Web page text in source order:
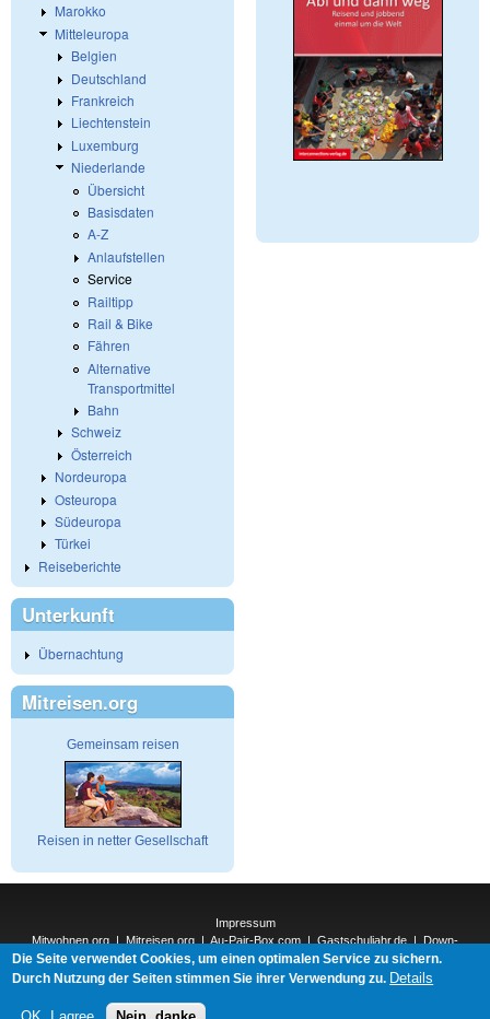
Marokko
Mitteleuropa
Belgien
Deutschland
Frankreich
Liechtenstein
Luxemburg
Niederlande
Übersicht
Basisdaten
A-Z
Anlaufstellen
Service
Railtipp
Rail & Bike
Fähren
Alternative
Transportmittel
Bahn
Schweiz
Österreich
Nordeuropa
Osteuropa
Südeuropa
Türkei
Reiseberichte
Unterkunft
Übernachtung
Mitreisen.org
Gemeinsam reisen
Reisen in netter Gesellschaft
Impressum
Mitwohnen.org|Mitreisen.org|Au-Pair-Box.com|Gastschuljahr.de|Down-
Under.org |Elderpair.com|
Interconnections-Verlag.de|Natur-und-Umwelt.org|ReiseTops.com|
Die Seite verwendet Cookies, um einen optimalen Service zu sichern.
Durch Nutzung der Seiten stimmen Sie ihrer Verwendung zu. Details